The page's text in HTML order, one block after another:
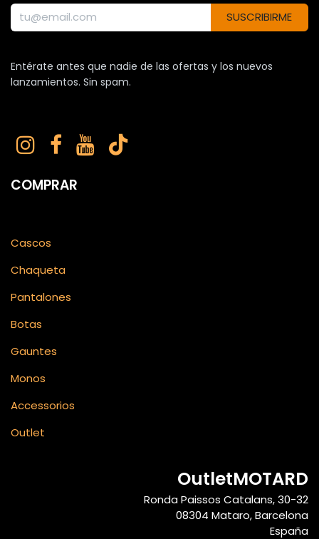
SUSCRIBIRME
Entérate antes que nadie de las ofertas y los nuevos
lanzamientos. Sin spam.
COMPRAR
Cascos
Chaqueta
Pantalones
Botas
Gauntes
Monos
Accessorios
Outlet
OutletMOTARD
Ronda Paissos Catalans, 30-32
08304 Mataro, Barcelona
España